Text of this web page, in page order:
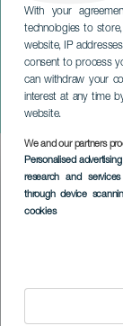
With your
technologies to
website, IP
consent to process
can withdraw your
interest at any time
website.
We and our partners
Personalised
research and
through device
cookies
García
TENERIFE
Imagen
Listado